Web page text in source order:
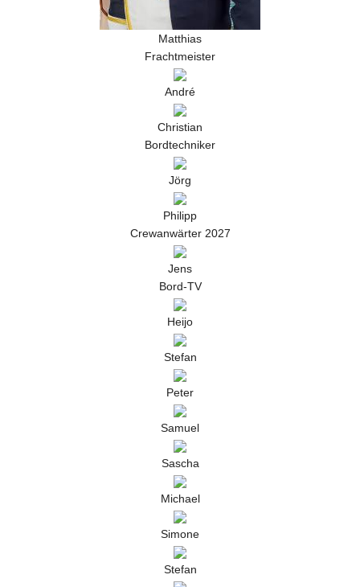
Matthias
Frachtmeister
André
Christian
Bordtechniker
Jörg
Philipp
Crewanwärter 2027
Jens
Bord-TV
Heijo
Stefan
Peter
Samuel
Sascha
Michael
Simone
Stefan